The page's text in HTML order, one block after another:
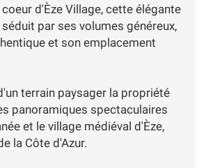
d'Èze Village, cette élégante
par ses volumes généreux,
et son emplacement
terrain paysager la propriété
panoramiques spectaculaires
et le village médiéval d'Èze,
la Côte d'Azur.